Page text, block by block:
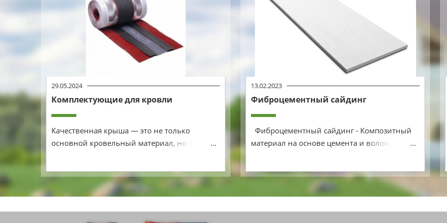
Подробнее
29.05.2024
Комплектующие для кровли
Качественная крыша — это не только
основной кровельный материал, но и
долговечность и эстетику. Комплектующие
для кровли играют ключевую роль в
Подробнее
13.02.2023
Фиброцементный сайдинг
Фиброцементный сайдинг - Композитный
материал на основе цемента и волокон
и домов небольшой этажности. Выпускают
его в виде узких и длинных планок длиной